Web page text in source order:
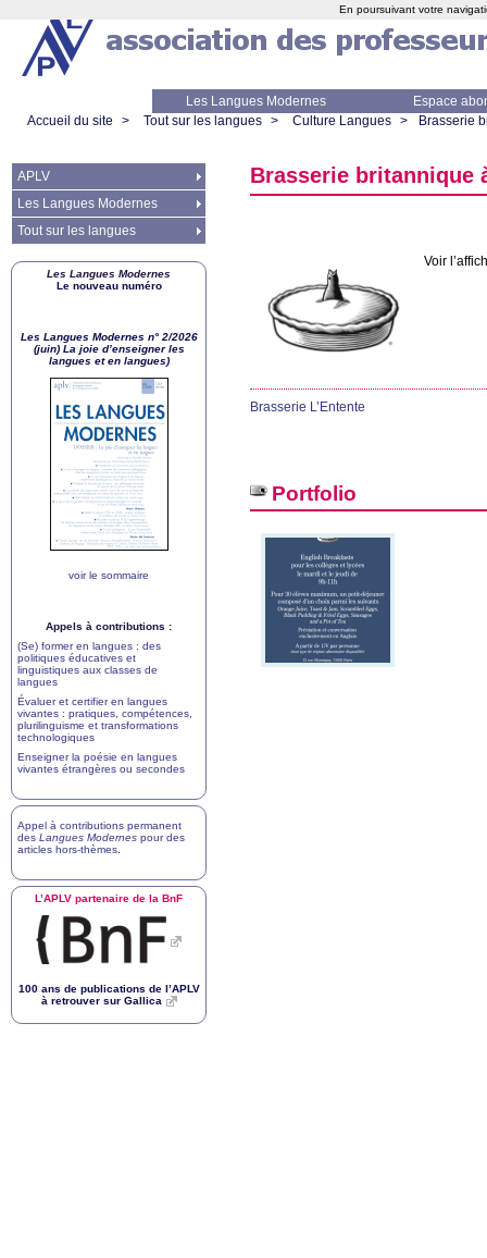
Les Langues Modernes
Espace
Accueil du site
> Tout sur les langues > Culture Langues > Brasserie
Brasserie britannique
Voir
Brasserie L’Entente
Portfolio
APLV
Les Langues Modernes
Tout sur les langues
Les Langues Modernes
Le nouveau numéro
Les Langues Modernes n° 2/2026
(juin) La joie d’enseigner les
langues et en langues)
voir le sommaire
Appels à contributions :
(Se) former en langues : des
politiques éducatives et
linguistiques aux classes de
langues
Évaluer et certifier en langues
vivantes : pratiques, compétences,
plurilinguisme et transformations
technologiques
Enseigner la poésie en langues
vivantes étrangères ou secondes
Appel à contributions permanent
des Langues Modernes pour des
articles hors-thèmes
L’APLV partenaire de la BnF
100 ans de publications de l’APLV
à retrouver sur Gallica
En poursuivant votre